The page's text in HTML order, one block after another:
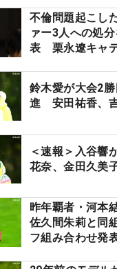
不倫問題起こし
ァー3人への処
表 栗永遼キャ
鈴木愛が大会2
進 安田祐香、
＜速報＞入谷
花奈、金田久美
昨年覇者・河本
佐久間朱莉と同
フ組み合わせ発